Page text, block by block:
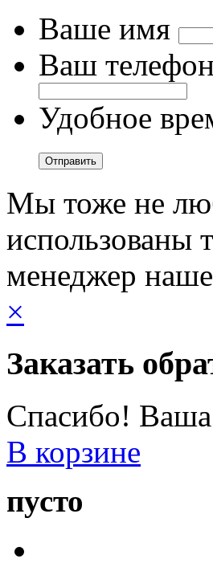
Ваше имя
Ваш
Удобное
Мы тоже не
использованы
менеджер
×
Заказать
Спасибо! Ваша
В корзине
пусто